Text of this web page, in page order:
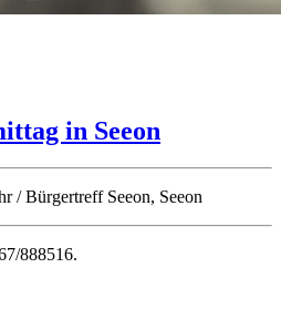
in Seeon
/ Bürgertreff Seeon, Seeon
888516.